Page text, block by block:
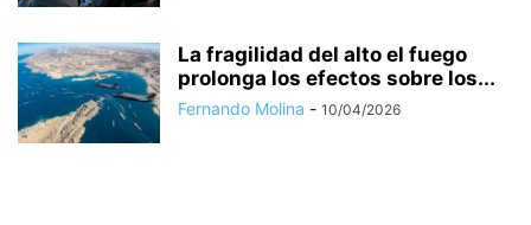
La fragilidad del alto el fuego
prolonga los efectos sobre los...
Fernando Molina - 10/04/2026